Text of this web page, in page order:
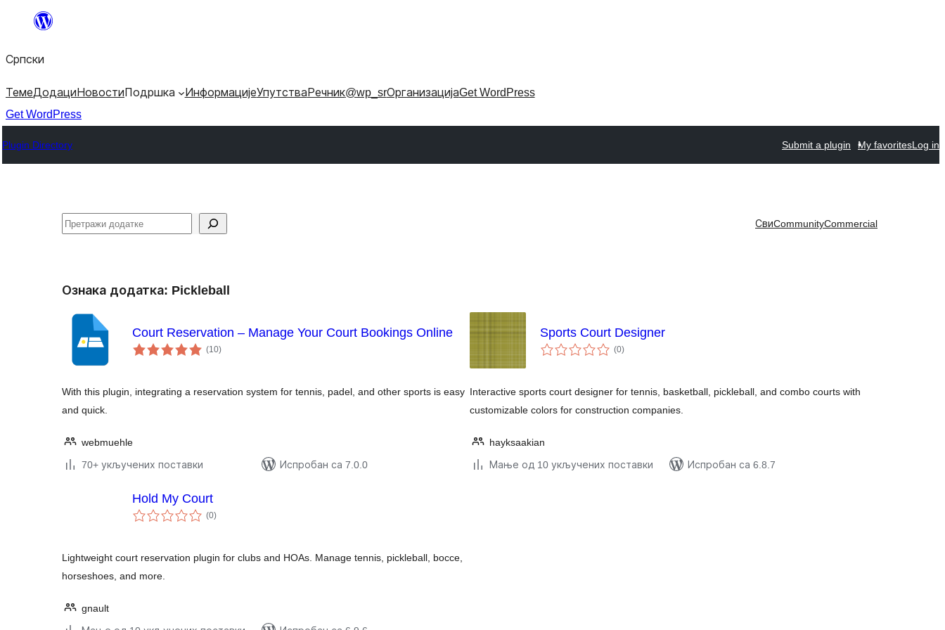
Скочи
садржај
Српски
ТемеДодаци Новости Подршка ИнформацијеУпутства Речник@wp_srОрганизацијаGet WordPress
Get WordPress
Plugin Directory Submit a plugin My favoritesLog in
Претрага СвиCommunityCommercial
Ознака додатка: Pickleball
Court Reservation – Manage Your Court Bookings Online
(10укупних
оцена
)
With this plugin, integrating a reservation system for tennis, padel, and other sports is easy
and quick.
webmuehle
70+ укључених поставки
Испробан са 7.0.0
Sports Court Designer
(0укупних
оцена
)
Interactive sports court designer for tennis, basketball, pickleball, and combo courts with
customizable colors for construction companies.
hayksaakian
Мање од 10 укључених поставки
Испробан са 6.8.7
Hold My Court
(0укупних
оцена
)
Lightweight court reservation plugin for clubs and HOAs. Manage tennis, pickleball, bocce,
horseshoes, and more.
gnault